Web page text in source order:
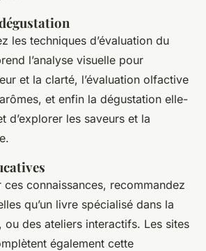
les techniques d’évaluation du
l’analyse visuelle pour
et la clarté, l’évaluation olfactive
et enfin la dégustation elle-
d’explorer les saveurs et la
connaissances, recommandez
qu’un livre spécialisé dans la
, ou des ateliers interactifs. Les sites
également cette